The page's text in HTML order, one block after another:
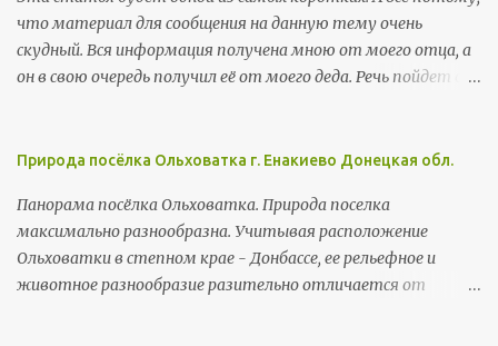
что материал для сообщения на данную тему очень
скудный. Вся информация получена мною от моего отца, а
он в свою очередь получил её от моего деда. Речь пойдет о
лопасти мельницы преобразуется во вращение жерновов.
тысяч. Материалом для постройки мельниц было дерево.
Распостранению ветряков в данном регионе способствовал
и окружающий ландшафт - открытая всем ветрам
степная равнина. Ниже, для наглядности, можно
Природа посёлка Ольховатка г. Енакиево Донецкая обл.
Панорама посёлка Ольховатка. Природа поселка
максимально разнообразна. Учитывая расположение
Ольховатки в степном крае - Донбассе, ее рельефное и
животное разнообразие разительно отличается от